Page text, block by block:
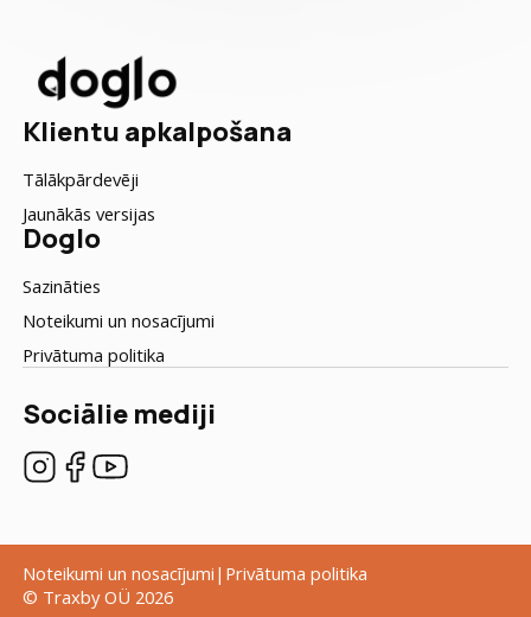
Klientu apkalpošana
Tālākpārdevēji
Jaunākās versijas
Doglo
Sazināties
Noteikumi un nosacījumi
Privātuma politika
Sociālie mediji
Noteikumi un nosacījumi Privātuma politika
© Traxby OÜ 2026